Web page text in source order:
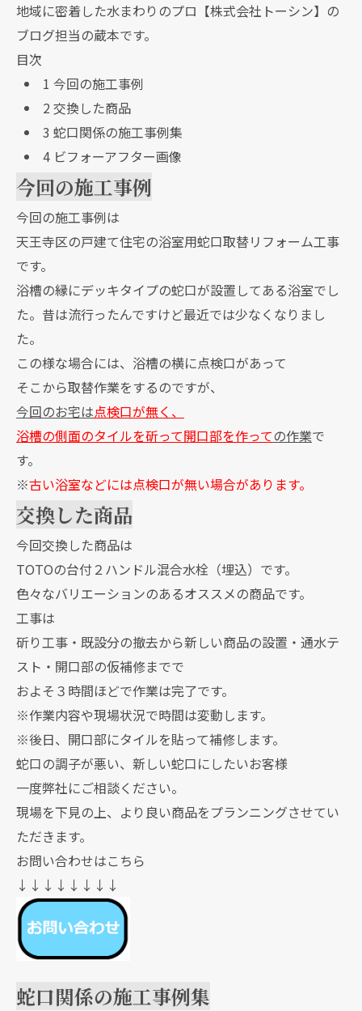
地域に密着した水まわりのプロ【株式会社トーシン】の
ブログ担当の蔵本です。
目次
1 今回の施工事例
2交換した商品
3 蛇口関係の施工事例集
4ビフォーアフター画像
今回の施工事例
今回の施工事例は
天王寺区の戸建て住宅の浴室用蛇口取替リフォーム工事
です。
浴槽の縁にデッキタイプの蛇口が設置してある浴室でし
た。昔は流行ったんですけど最近では少なくなりまし
た。
この様な場合には、浴槽の横に点検口があって
そこから取替作業をするのですが、
今回のお宅は点検口が無く、
浴槽の側面のタイルを斫って開口部を作っての作業で
す。
※古い浴室などには点検口が無い場合があります。
交換した商品
今回交換した商品は
TOTOの台付２ハンドル混合水栓（埋込）です。
色々なバリエーションのあるオススメの商品です。
工事は
斫り工事・既設分の撤去から新しい商品の設置・通水テ
スト・開口部の仮補修までで
およそ３時間ほどで作業は完了です。
※作業内容や現場状況で時間は変動します。
※後日、開口部にタイルを貼って補修します。
蛇口の調子が悪い、新しい蛇口にしたいお客様
一度弊社にご相談ください。
現場を下見の上、より良い商品をプランニングさせてい
ただきます。
お問い合わせはこちら
↓↓↓↓↓↓↓↓
蛇口関係の施工事例集